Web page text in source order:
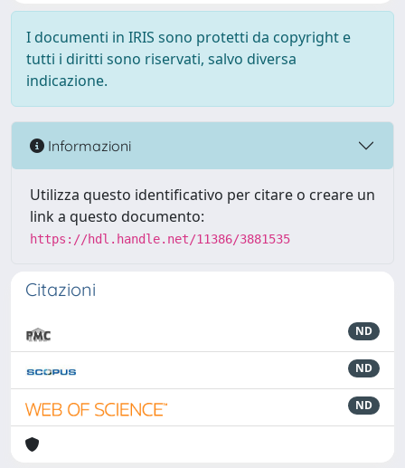
I documenti in IRIS sono protetti da copyright e
tutti i diritti sono riservati, salvo diversa
indicazione.
Informazioni
Utilizza questo identificativo per citare o creare un
link a questo documento:
https://hdl.handle.net/11386/3881535
Citazioni
ND
ND
ND